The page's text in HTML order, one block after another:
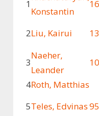
1
Konstantin
2Liu, Kairui
3
Naeher,
Leander
4Roth, Matthias
5Teles, Edvinas